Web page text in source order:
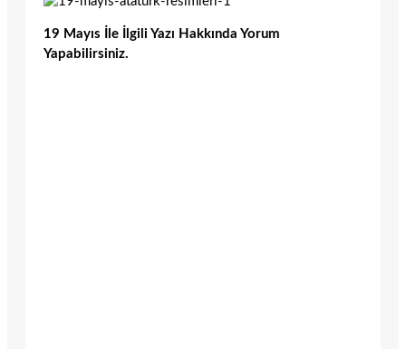
19 Mayıs İle İlgili Yazı Hakkında Yorum
Yapabilirsiniz.